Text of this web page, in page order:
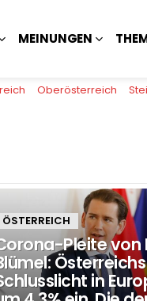
MEINUNGEN
Oberösterreich
ÖSTERREICH
Pleite von
in